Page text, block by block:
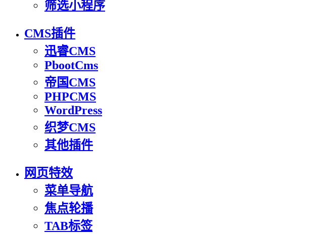
筛选小程序
CMS插件
迅睿CMS
PbootCms
帝国CMS
PHPCMS
WordPress
织梦CMS
其他插件
网页特效
菜单导航
焦点轮播
TAB标签